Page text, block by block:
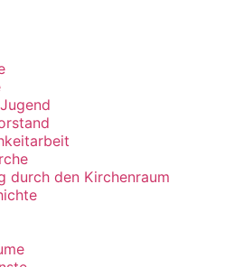
durch den Kirchenraum